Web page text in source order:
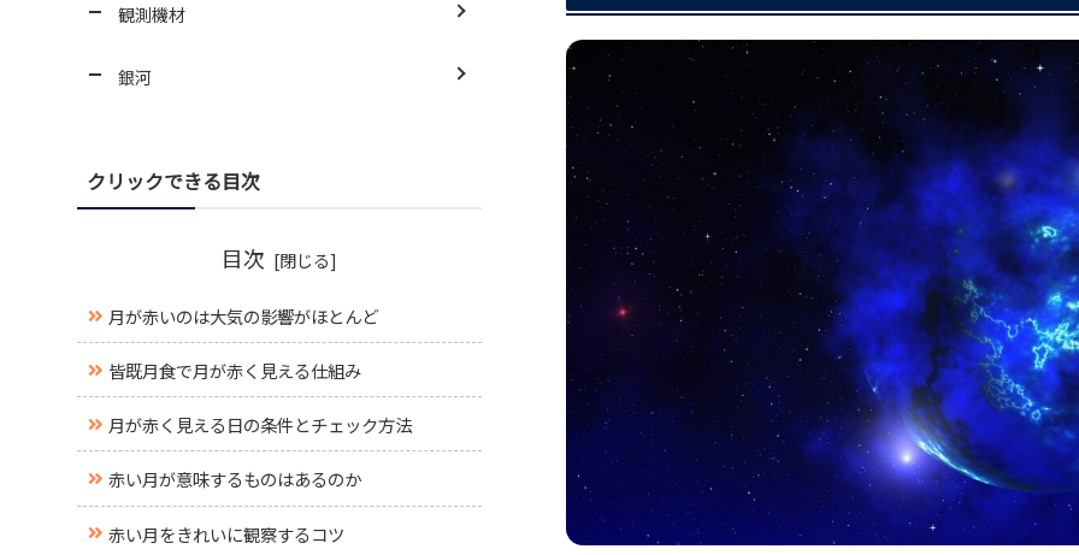
観測機材
銀河
クリックできる目次
目次
月が赤いのは大気の影響がほとんど
皆既月食で月が赤く見える仕組み
月が赤く見える日の条件とチェック方法
赤い月が意味するものはあるのか
赤い月をきれいに観察するコツ